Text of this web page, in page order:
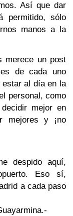
Así que dar
permitido, sólo
manos a la
merece un post
de cada uno
al día en la
personal, como
mejor en
mejores y ¡no
despido aquí,
Eso sí,
a cada paso